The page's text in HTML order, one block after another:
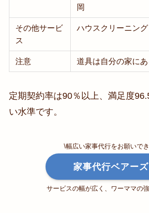
岡
その他サービ
ス
ハウスクリーニング
注意 道具は自分の家に
定期契約率は90％以上、満足度
い水準です。
\幅広い家事代行をお願いで
家事代行ベアーズ
サービスの幅が広く、ワーママの